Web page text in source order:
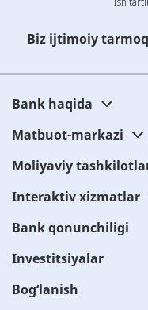
Biz ijtimoiy
Bank haqida
Matbuot-markazi
Moliyaviy
Interaktiv xizmatlar
Bank qonunchiligi
Investitsiyalar
Bog‘lanish